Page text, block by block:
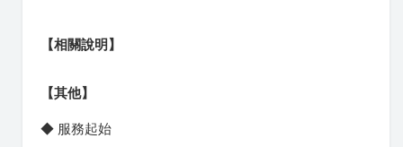
【相關說明】
【其他】
◆ 服務起始